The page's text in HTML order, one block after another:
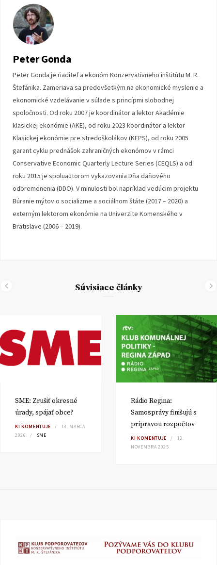
Peter Gonda
Peter Gonda je riaditeľ a ekonóm Konzervatívneho inštitútu M. R.
Štefánika. Zameriava sa predovšetkým na ekonomické myslenie a
ekonomické vzdelávanie v súlade s princípmi slobodnej
spoločnosti. Od roku 2007 je koordinátor a lektor Akadémie
klasickej ekonómie (AKE), od roku 2023 koordinátor a lektor
Klasickej ekonómie pre stredoškolákov (KEPS), od roku 2005
garant cyklu prednášok zahraničných ekonómov v rámci
Conservative Economic Quarterly Lecture Series (CEQLS) a od
roku 2015 je spoluautorom vykazovania Dňa daňového
odbremenenia (DDO). V minulosti bol napríklad vedúcim projektu
Búranie mýtov o socializme a sociálnom štáte (2017 – 2020) a
externým lektorom ekonómie na Univerzite Komenského v
Bratislave (2006 – 2019).
Súvisiace články
SME: Zrušiť okresné
úrady, spájať obce?
KI KOMENTUJE
13. MARCA
2026
SME
Rádio Regina:
Samosprávy finišujú s
prípravou rozpočtov
KI KOMENTUJE
13.
NOVEMBRA 2025